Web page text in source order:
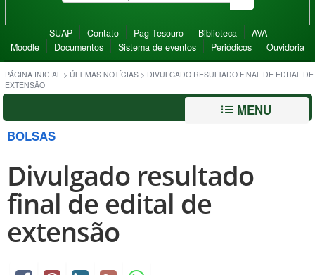
SUAP Contato Pag Tesouro Biblioteca
AVA -
Moodle
Documentos Sistema de eventos Periódicos Ouvidoria
PÁGINA INICIAL > ÚLTIMAS NOTÍCIAS > DIVULGADO RESULTADO FINAL DE EDITAL DE
EXTENSÃO
MENU
BOLSAS
Divulgado resultado
final de edital de
extensão